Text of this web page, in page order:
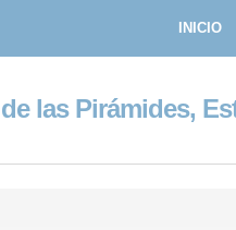
INICIO
las Pirámides,